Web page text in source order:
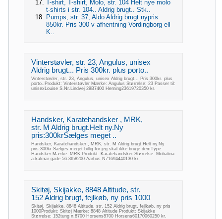
T-shirt, T-shirt, Molo, str. 104 Helt nye molo
t-shirts i str. 104.. Aldrig brugt.. Stk..
Pumps, str. 37, Aldo Aldrig brugt nypris
850kr. Pris 300 v afhentning Vordingborg ell
K..
Vinterstøvler, str. 23, Angulus, unisex
Aldrig brugt... Pris 300kr. plus porto..
Vinterstøvler, str. 23, Angulus, unisex Aldrig brugt... Pris 300kr. plus
porto..Produkt: Vinterstøvler Mærke: Angulus Størrelse: 23 Passer til:
unisexLouise S.Nr.Lindvej 29B7400 Herning23619720350 kr.
Handsker, Karatehandsker , MRK,
str. M Aldrig brugt.Helt ny.Ny
pris:300krSælges meget ..
Handsker, Karatehandsker , MRK, str. M Aldrig brugt.Helt ny.Ny
pris:300kr Sælges meget billig for jeg skal ikke bruge demType:
Handsker Mærke: MRK Produkt: Karatehandsker Størrelse: Mobalina
a.kalmar gade 56.3th8200 Aarhus N71694440130 kr.
Skitøj, Skijakke, 8848 Altitude, str.
152 Aldrig brugt, fejlkøb, ny pris 1000
Skitøj, Skijakke, 8848 Altitude, str. 152 Aldrig brugt, fejlkøb, ny pris
1000Produkt: Skitøj Mærke: 8848 Altitude Produkt: Skijakke
Størrelse: 152tung n.8700 Horsens8700 Horsens60170060250 kr.